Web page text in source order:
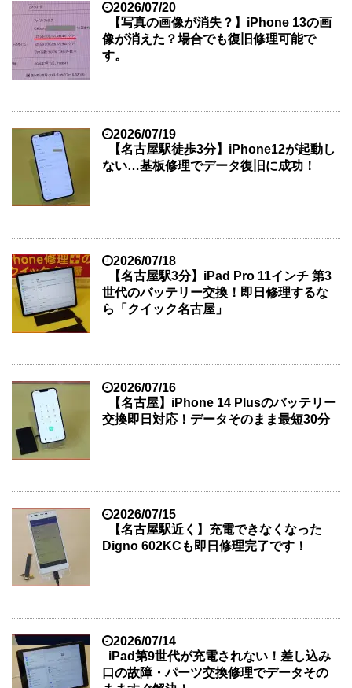
2026/07/20
【写真の画像が消失？】iPhone 13の画
像が消えた？場合でも復旧修理可能で
す。
2026/07/19
【名古屋駅徒歩3分】iPhone12が起動し
ない…基板修理でデータ復旧に成功！
2026/07/18
【名古屋駅3分】iPad Pro 11インチ 第3
世代のバッテリー交換！即日修理するな
ら「クイック名古屋」
2026/07/16
【名古屋】iPhone 14 Plusのバッテリー
交換即日対応！データそのまま最短30分
2026/07/15
【名古屋駅近く】充電できなくなった
Digno 602KCも即日修理完了です！
2026/07/14
iPad第9世代が充電されない！差し込み
口の故障・パーツ交換修理でデータその